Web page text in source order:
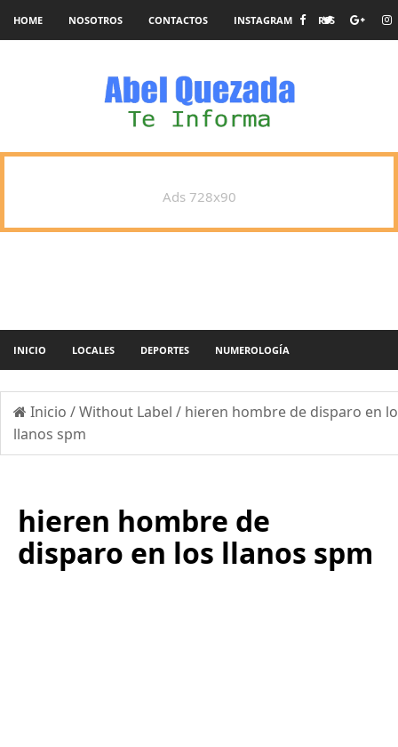
HOME NOSOTROS CONTACTOS INSTAGRAM RSS
Ads 728x90
INICIO LOCALES DEPORTES NUMEROLOGÍA
Inicio /Without Label / hieren hombre de disparo en
llanos spm
hieren hombre de
disparo en los llanos spm